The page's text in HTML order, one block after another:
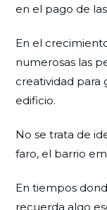
en el pago de
En el
numerosas las
creatividad para
edificio.
No se trata de
faro, el barrio
En tiempos
recuerda algo